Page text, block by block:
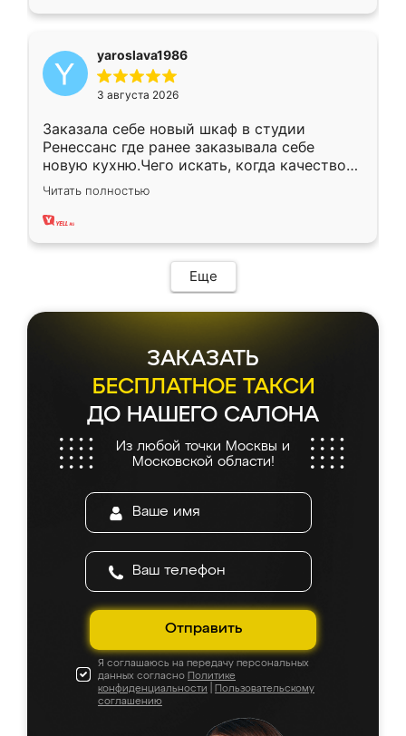
yaroslava1986
3 августа 2026
Заказала себе новый шкаф в студии
Ренессанс где ранее заказывала себе
новую кухню.Чего искать, когда качеством
вполне довольна. Служит кухня уже почти
два года, нареканий нет.
Читать полностью
Еще
ЗАКАЗАТЬ
БЕСПЛАТНОЕ ТАКСИ
ДО НАШЕГО САЛОНА
Из любой точки Москвы и
Московской области!
Отправить
Я соглашаюсь на передачу персональных
данных согласно Политике
конфиденциальности
Пользовательскому
соглашению